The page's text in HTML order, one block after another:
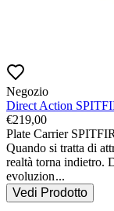
Negozio
Direct Action
€219,00
Plate Carrier
Quando si tratta di
realtà torna indietro.
evoluzion...
Vedi Prodotto